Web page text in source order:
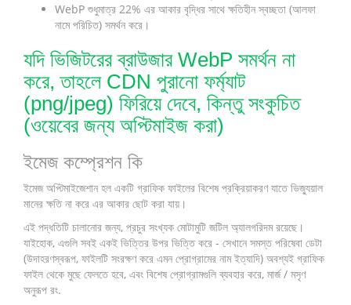
WebP শুধুমাত্র 22% এর আকার বৃদ্ধির সাথে ক্ষতিহীন স্বচ্ছতা (আলফা
নামে পরিচিত) সমর্থন করে।
যদি ভিজিটরের ব্রাউজার WebP সমর্থন না
করে, তাহলে CDN পুরানো ফর্ম্যাট
(png/jpeg) ফিরিয়ে দেবে, কিন্তু সংকুচিত
(ওয়েবের জন্য অপ্টিমাইজ করা)
ইমেজ কম্প্রেশন কি
ইমেজ অপ্টিমাইজেশান হল একটি গ্রাফিক ফাইলের বিশেষ প্রক্রিয়াকরণ যাতে ভিজ্যুয়াল
মানের ক্ষতি না করে এর আকার ছোট করা যায়।
এই পদ্ধতিটি চালানোর জন্য, প্রচুর সংখ্যক মোটামুটি জটিল অ্যালগরিদম রয়েছে।
যাইহোক, এগুলি সবই একই ভিত্তির উপর ভিত্তি করে - সেখানে সমস্ত পরিষেবা ডেটা
(উদাহরণস্বরূপ, ফাইলটি সংরক্ষণ করে এমন প্রোগ্রামের নাম ইত্যাদি) অবশ্যই গ্রাফিক
ফাইল থেকে মুছে ফেলতে হবে, এবং বিশেষ প্রোগ্রামগুলি ব্যবহার করে, মার্জ / মসৃণ
অনুরূপ রং.